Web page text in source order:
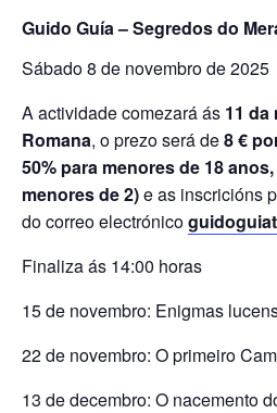
Guido Guía – Segredos do
Sábado 8 de novembro de 2025
A actividade comezará ás 11 da
Romana, o prezo será de8 €
50% para menores de 18
menores de 2)e as inscricións
do correo electrónico
Finaliza ás 14:00 horas
15 de novembro: Enigmas
22 de novembro: O primeiro
13 de decembro: O nacemento